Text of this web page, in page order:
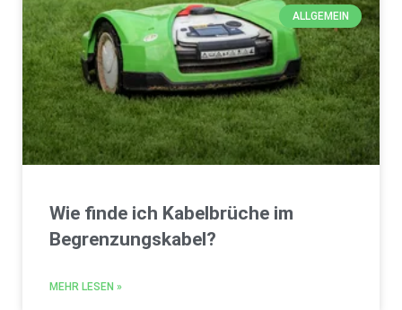
ALLGEMEIN
Wie finde ich Kabelbrüche im
Begrenzungskabel?
MEHR LESEN »